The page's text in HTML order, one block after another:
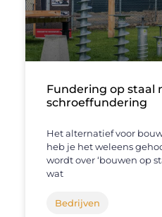
Fundering op staal
schroeffundering
Het alternatief voor
heb je het weleens
wordt over ‘bouwen op
wat
Bedrijven